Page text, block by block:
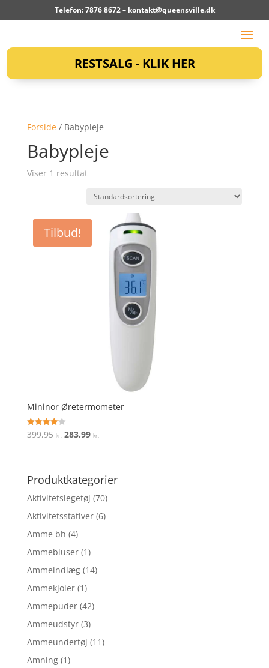
Telefon: 7876 8672 – kontakt@queensville.dk
RESTSALG - KLIK HER
Forside/ Babypleje
Babypleje
Viser 1 resultat
Tilbud!
Mininor Øretermometer
Vurderet
4.1
399,95kr. Den
var:
399,95 kr..
283,99 kr.
er:
Produktkategorier
Aktivitetslegetøj (70)
Aktivitetsstativer (6)
Amme bh (4)
Ammebluser (1)
Ammeindlæg (14)
Ammekjoler (1)
Ammepuder (42)
Ammeudstyr (3)
Ammeundertøj (11)
Amning (1)